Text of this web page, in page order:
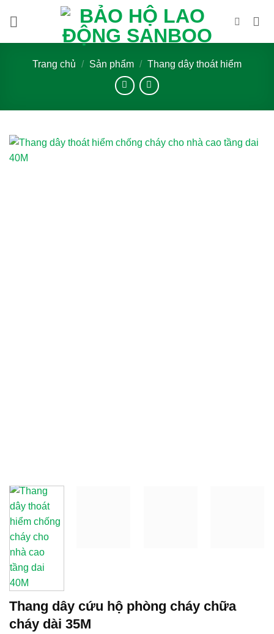
Trang chủ
/ Sản phẩm / Thang dây thoát hiểm
Thang dây cứu hộ phòng cháy chữa
cháy dài 35M